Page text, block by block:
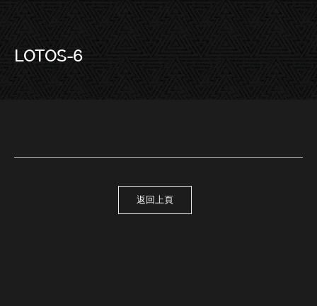
－LOTOS-6
LOTOS-6
返回上頁